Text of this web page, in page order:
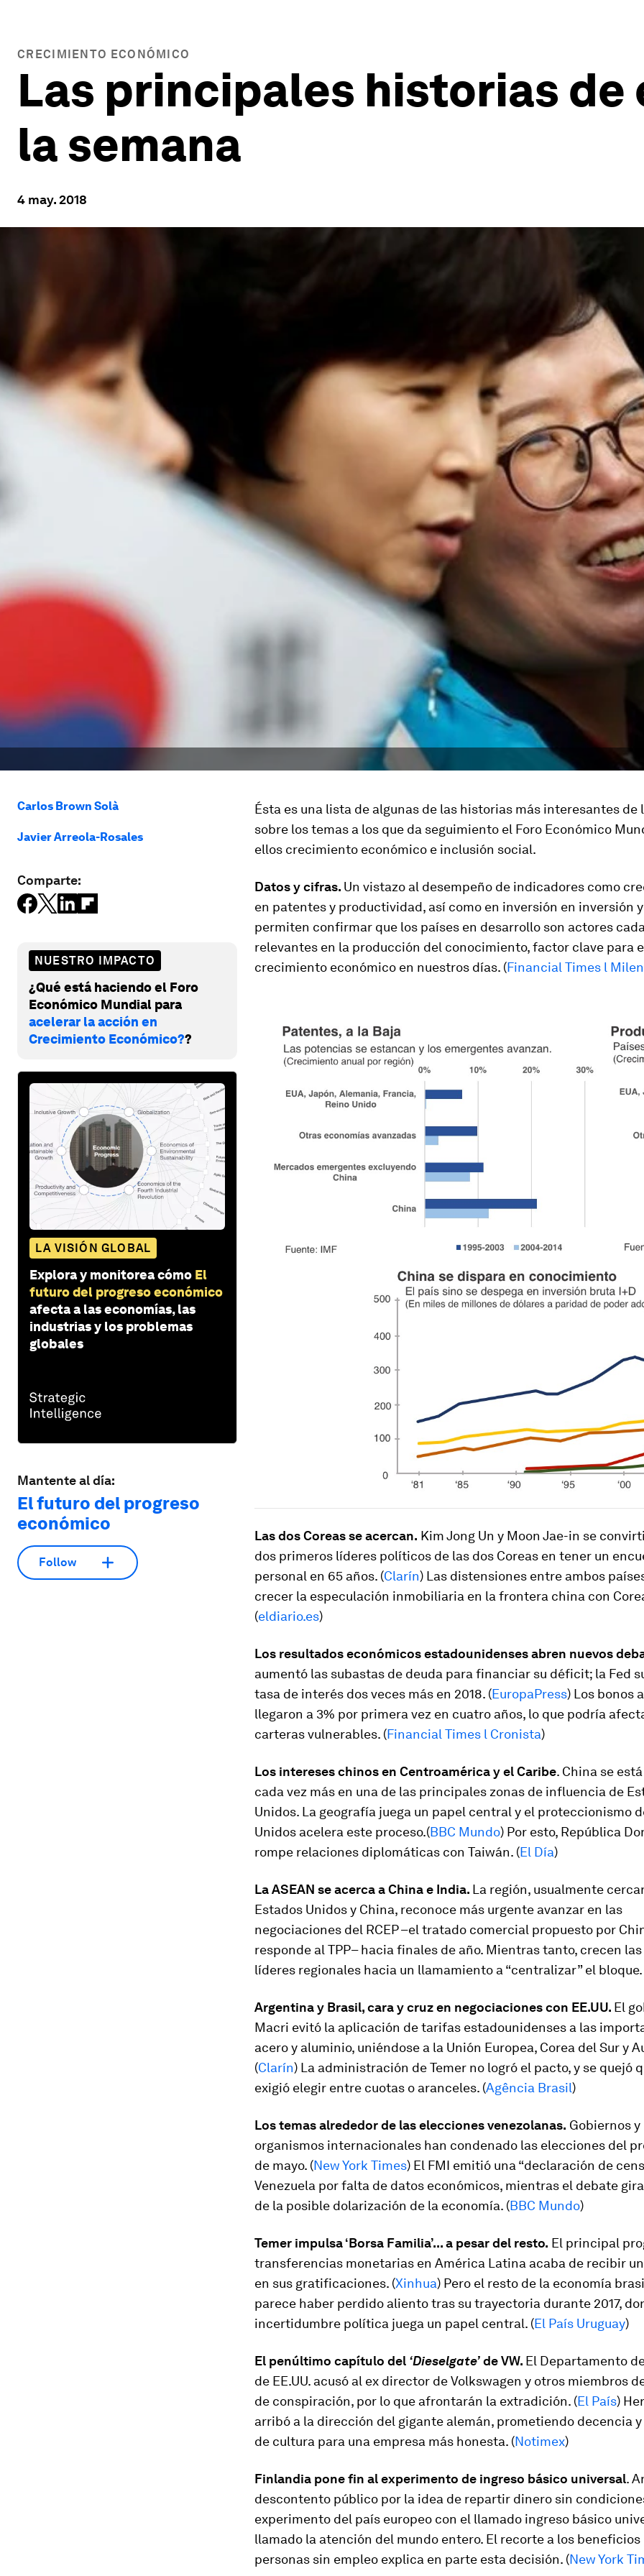
CRECIMIENTO ECONÓMICO
Las principales historias de
la semana
4 may. 2018
Carlos Brown Solà
Javier Arreola-Rosales
Comparte:
NUESTRO IMPACTO
¿Qué está haciendo el Foro
Económico Mundial para
acelerar la acción en
Crecimiento Económico??
LA VISIÓN GLOBAL
Explora y monitorea cómo El
futuro del progreso económico
afecta a las economías, las
industrias y los problemas
globales
Mantente al día:
El futuro del progreso
económico
Follow
Ésta es una lista de algunas de las historias más interesantes de
sobre los temas a los que da seguimiento el Foro Económico
ellos crecimiento económico e inclusión social.
Datos y cifras. Un vistazo al desempeño de indicadores como
en patentes y productividad, así como en inversión en inversión
permiten confirmar que los países en desarrollo son actores
relevantes en la producción del conocimiento, factor clave para
crecimiento económico en nuestros días. (Financial Times l
Las dos Coreas se acercan. Kim Jong Un y Moon Jae-in se
dos primeros líderes políticos de las dos Coreas en tener un
personal en 65 años. (Clarín) Las distensiones entre ambos
crecer la especulación inmobiliaria en la frontera china con
(eldiario.es)
Los resultados económicos estadounidenses abren nuevos
aumentó las subastas de deuda para financiar su déficit; la Fed
tasa de interés dos veces más en 2018. (EuropaPress) Los bonos
llegaron a 3% por primera vez en cuatro años, lo que podría
carteras vulnerables. (Financial Times l Cronista)
Los intereses chinos en Centroamérica y el Caribe. China se
cada vez más en una de las principales zonas de influencia de
Unidos. La geografía juega un papel central y el proteccionismo
Unidos acelera este proceso.(BBC Mundo) Por esto, República
rompe relaciones diplomáticas con Taiwán. (El Día)
La ASEAN se acerca a China e India. La región, usualmente
Estados Unidos y China, reconoce más urgente avanzar en las
negociaciones del RCEP –el tratado comercial propuesto por
responde al TPP– hacia finales de año. Mientras tanto, crecen
líderes regionales hacia un llamamiento a “centralizar” el bloque.
Argentina y Brasil, cara y cruz en negociaciones con EE.UU. El
Macri evitó la aplicación de tarifas estadounidenses a las
acero y aluminio, uniéndose a la Unión Europea, Corea del Sur y
(Clarín) La administración de Temer no logró el pacto, y se quejó
exigió elegir entre cuotas o aranceles. (Agência Brasil)
Los temas alrededor de las elecciones venezolanas. Gobiernos y
organismos internacionales han condenado las elecciones del
de mayo. (New York Times) El FMI emitió una “declaración de
Venezuela por falta de datos económicos, mientras el debate
de la posible dolarización de la economía. (BBC Mundo)
Temer impulsa ‘Borsa Familia’... a pesar del resto. El principal
transferencias monetarias en América Latina acaba de recibir
en sus gratificaciones. (Xinhua) Pero el resto de la economía
parece haber perdido aliento tras su trayectoria durante 2017,
incertidumbre política juega un papel central. (El País Uruguay)
El penúltimo capítulo del ‘Dieselgate’de VW. El Departamento
de EE.UU. acusó al ex director de Volkswagen y otros miembros
de conspiración, por lo que afrontarán la extradición. (El País)
arribó a la dirección del gigante alemán, prometiendo decencia
de cultura para una empresa más honesta. (Notimex)
Finlandia pone fin al experimento de ingreso básico universal.
descontento público por la idea de repartir dinero sin
experimento del país europeo con el llamado ingreso básico
llamado la atención del mundo entero. El recorte a los beneficios
personas sin empleo explica en parte esta decisión. (New York